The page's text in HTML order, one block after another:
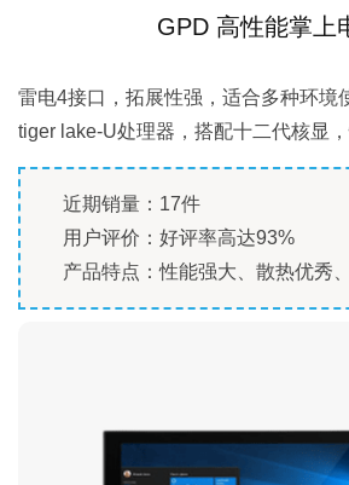
GPD 高性能掌上
雷电4接口，拓展性强，适合多种环境
tiger lake-U处理器，搭配十二代核显
近期销量：17件
用户评价：好评率高达93%
产品特点：性能强大、散热优秀